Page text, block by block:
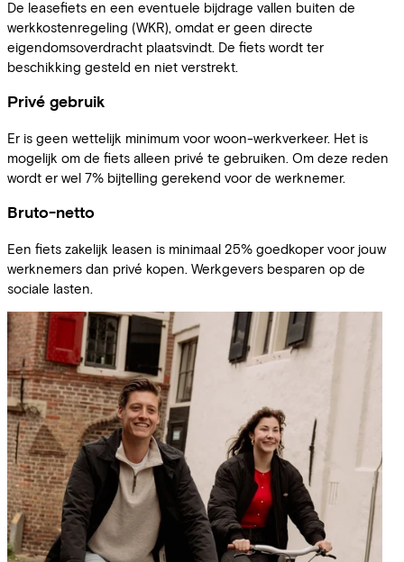
De leasefiets en een eventuele bijdrage vallen buiten de
werkkostenregeling (WKR), omdat er geen directe
eigendomsoverdracht plaatsvindt. De fiets wordt ter
beschikking gesteld en niet verstrekt.
Privé gebruik
Er is geen wettelijk minimum voor woon-werkverkeer. Het is
mogelijk om de fiets alleen privé te gebruiken. Om deze reden
wordt er wel 7% bijtelling gerekend voor de werknemer.
Bruto-netto
Een fiets zakelijk leasen is minimaal 25% goedkoper voor jouw
werknemers dan privé kopen. Werkgevers besparen op de
sociale lasten.